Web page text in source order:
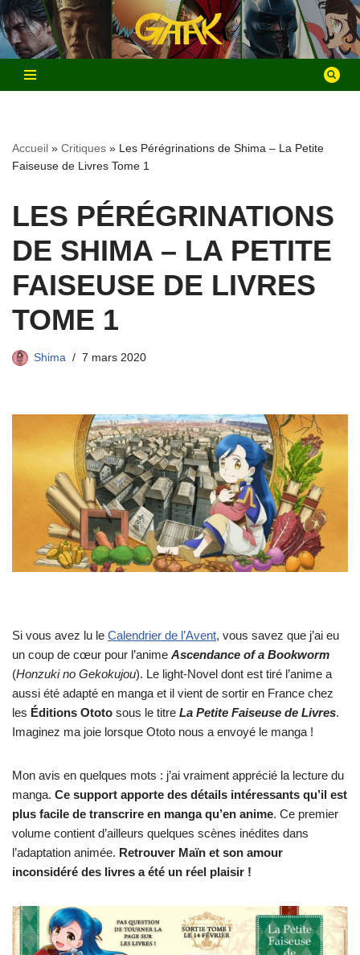
Aller
au
contenu
Accueil » Critiques » Les Pérégrinations de Shima – La Petite
Faiseuse de Livres Tome 1
LES PÉRÉGRINATIONS
DE SHIMA – LA PETITE
FAISEUSE DE LIVRES
TOME 1
Shima 7 mars 2020
Si vous avez lu le Calendrier de l’Avent, vous savez que j’ai eu
un coup de cœur pour l’anime Ascendance of a Bookworm
(Honzuki no Gekokujou). Le light-Novel dont est tiré l’anime a
aussi été adapté en manga et il vient de sortir en France chez
les Éditions Ototo sous le titre La Petite Faiseuse de Livres.
Imaginez ma joie lorsque Ototo nous a envoyé le manga !
Mon avis en quelques mots : j’ai vraiment apprécié la lecture du
manga. Ce support apporte des détails intéressants qu’il est
plus facile de transcrire en manga qu’en anime. Ce premier
volume contient d’ailleurs quelques scènes inédites dans
l’adaptation animée. Retrouver Maïn et son amour
inconsidéré des livres a été un réel plaisir !